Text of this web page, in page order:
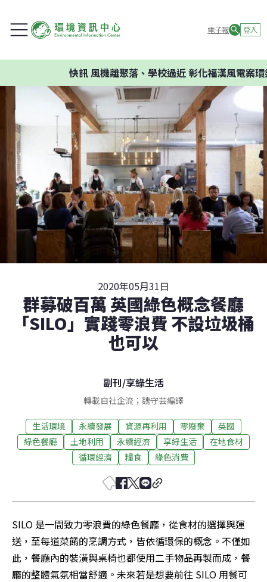
電子報 登入
風機離聚落、學校過近 彰化福漢風電案環委建
2020年05月31日
群募破百萬 英國綠色概念餐廳
「SILO」實踐零浪費 不設垃圾桶
也可以
副刊/享綠生活
轉載自社企流；魏守芸編譯
生活環境 永續發展 資源再利用 零廢棄
英國
綠色餐廳
土地利用 永續經濟 享綠生活
在地食材
循環經濟
糧食 綠色消費
SILO 是一間致力零浪費的綠色餐廳，從食材的選擇與運
送，至每道菜餚的烹調方式，皆依循環保的概念。不僅如
此，餐廳內的裝潢與桌椅也都使用二手物品再製而成，餐
廳的整體氣氛相當舒適。未來若是想要前往 SILO 用餐可